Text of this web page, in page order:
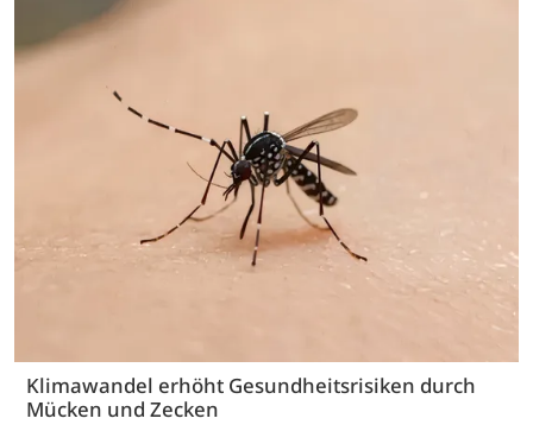
Klimawandel erhöht Gesundheitsrisiken durch
Mücken und Zecken